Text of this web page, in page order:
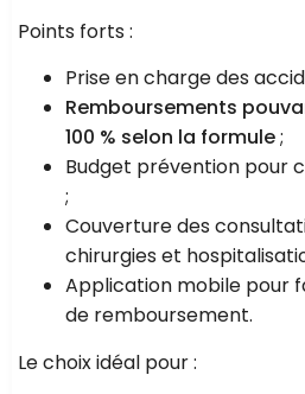
Points forts :
Prise en charge des
Remboursements
100 % selon la formule;
Budget prévention pour
;
Couverture des
chirurgies et
Application mobile pour
de remboursement.
Le choix idéal pour :